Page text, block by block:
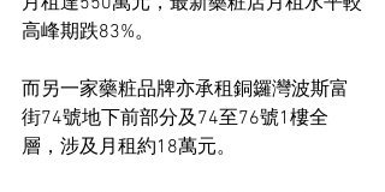
高峰期跌83%。
而另一家藥粧品牌亦承租銅鑼灣波斯富
街74號地下前部分及74至76號1樓全
層，涉及月租約18萬元。